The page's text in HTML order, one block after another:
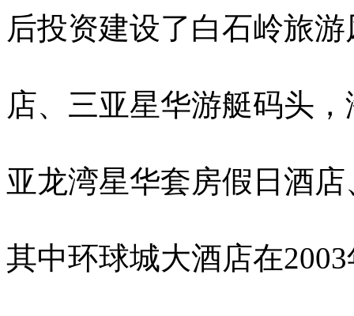
后投资建设了白石岭旅
店、三亚星华游艇码头
亚龙湾星华套房假日酒
其中环球城大酒店在